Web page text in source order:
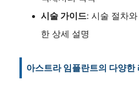
시술 가이드: 시술 절차
한 상세 설명
아스트라 임플란트의 다양한